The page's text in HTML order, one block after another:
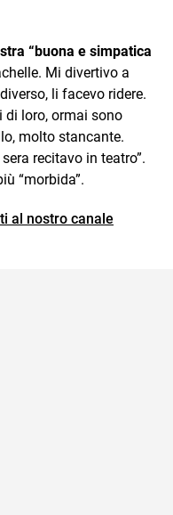
“buona e simpatica
Mi divertivo a
li facevo ridere.
loro, ormai sono
molto stancante.
recitavo in teatro”.
“morbida”.
al nostro canale